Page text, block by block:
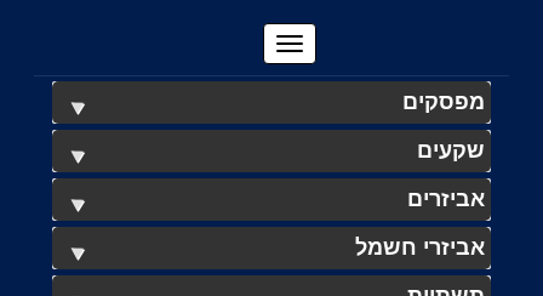
מפסקים
שקעים
אביזרים
אביזרי חשמל